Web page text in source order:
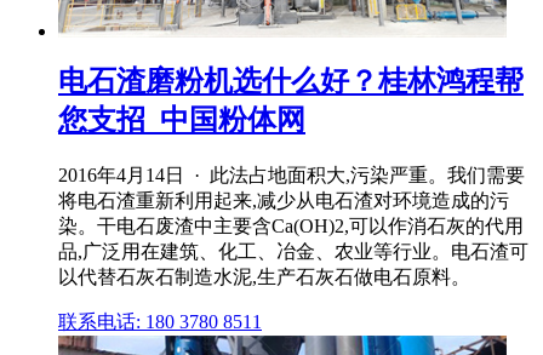
电石渣磨粉机选什么好？桂林鸿程帮
您支招_中国粉体网
2016年4月14日 · 此法占地面积大,污染严重。我们需要
将电石渣重新利用起来,减少从电石渣对环境造成的污
染。干电石废渣中主要含Ca(OH)2,可以作消石灰的代用
品,广泛用在建筑、化工、冶金、农业等行业。电石渣可
以代替石灰石制造水泥,生产石灰石做电石原料。
联系电话: 180 3780 8511